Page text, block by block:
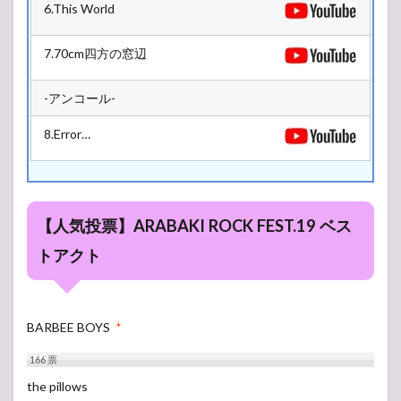
HASEKURA
× 東北ライ
ブハウス大
作戦STAGE
2.8
View
Village
6.This World
7.70cm四方の窓辺
-アンコール-
8.Error…
【人気投票】ARABAKI ROCK FEST.19 ベス
トアクト
BARBEE BOYS *
166票
the pillows